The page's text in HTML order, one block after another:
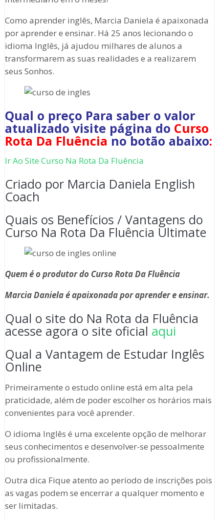
Como aprender inglês, Marcia Daniela é apaixonada
por aprender e ensinar. Há 25 anos lecionando o
idioma Inglês, já ajudou milhares de alunos a
transformarem as suas realidades e a realizarem
seus Sonhos.
Qual o preço Para saber o valor
atualizado visite página do Curso
Rota Da Fluênciano botão abaixo:
Ir Ao Site Curso Na Rota Da Fluência
Criado por Marcia Daniela English
Coach
Quais os Benefícios / Vantagens do
Curso Na Rota Da Fluência Ultimate
Quem é o produtor do Curso Rota Da Fluência
Marcia Daniela é apaixonada por aprender e ensinar.
Qual o site do Na Rota da Fluência
acesse agora o site oficial aqui
Qual a Vantagem de Estudar Inglês
Online
Primeiramente o estudo online está em alta pela
praticidade, além de poder escolher os horários mais
convenientes para você aprender.
O idioma Inglês é uma excelente opção de melhorar
seus conhecimentos e desenvolver-se pessoalmente
ou profissionalmente.
Outra dica Fique atento ao período de inscrições pois
as vagas podem se encerrar a qualquer momento e
ser limitadas.